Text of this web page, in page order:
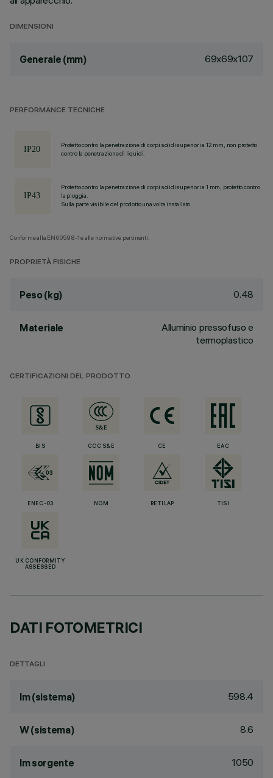
DIMENSIONI
Generale (mm) 69x69x107
PERFORMANCE TECNICHE
Protetto contro la penetrazione di corpi solidi superiori a 12 mm, non protetto
contro la penetrazione di liquidi.
Protetto contro la penetrazione di corpi solidi superiori a 1 mm, protetto contro
la pioggia.
Sulla parte visibile del prodotto una volta installato
Conforme alla EN60598-1 e alle normative pertinenti.
PROPRIETÀ FISICHE
Peso (kg) 0.48
Materiale
Alluminio pressofuso e
termoplastico
CERTIFICAZIONI DEL PRODOTTO
BIS CCC S&E CE EAC
ENEC-03 NOM RETILAP TISI
UK CONFORMITY
ASSESSED
DATI FOTOMETRICI
DETTAGLI
lm (sistema) 598.4
W (sistema) 8.6
lm sorgente 1050